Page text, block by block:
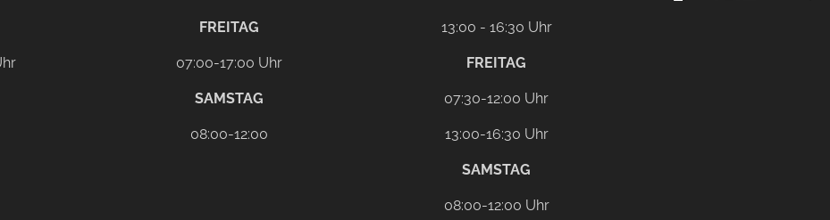
FREITAG
07:00-17:00 Uhr
SAMSTAG
08:00-12:00
13:00 - 16:30 Uhr
FREITAG
07:30-12:00 Uhr
13:00-16:30 Uhr
SAMSTAG
08:00-12:00 Uhr